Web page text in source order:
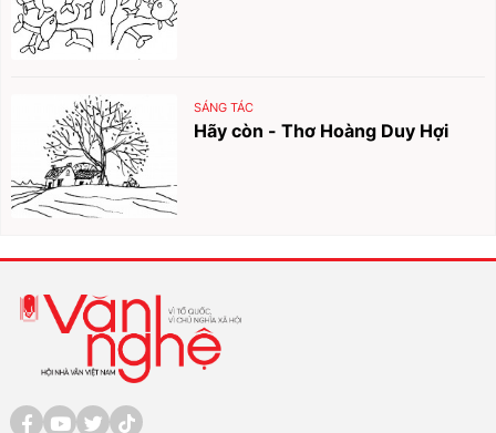
SÁNG TÁC
Hãy còn - Thơ Hoàng Duy Hợi